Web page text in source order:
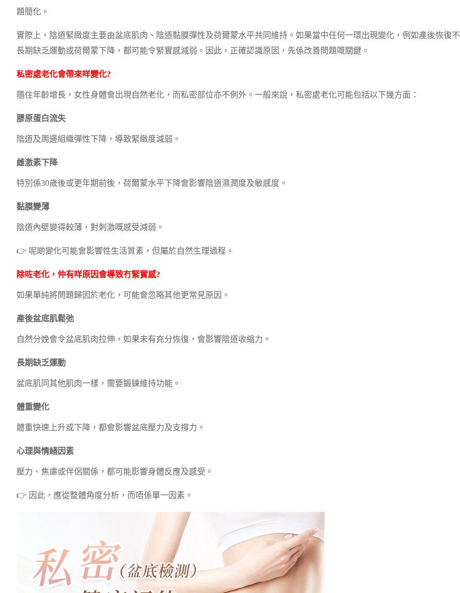
題簡化。
實際上，陰道緊緻度主要由盆底肌肉、陰道黏膜彈性及荷爾蒙水平共同維持。如果當中任何一環出現變化，例如產後恢復
長期缺乏運動或荷爾蒙下降，都可能令緊實感減弱。因此，正確認識原因，先係改善問題嘅關鍵。
私密處老化會帶來咩變化?
隨住年齡增長，女性身體會出現自然老化，而私密部位亦不例外。一般來說，私密處老化可能包括以下幾方面：
膠原蛋白流失
陰道及周邊組織彈性下降，導致緊緻度減弱。
雌激素下降
特別係30歲後或更年期前後，荷爾蒙水平下降會影響陰道濕潤度及敏感度。
黏膜變薄
陰道內壁變得較薄，對刺激嘅感受減弱。
👉 呢啲變化可能會影響性生活質素，但屬於自然生理過程。
除咗老化，仲有咩原因會導致冇緊實感?
如果單純將問題歸因於老化，可能會忽略其他更常見原因。
產後盆底肌鬆弛
自然分娩會令盆底肌肉拉伸，如果未有充分恢復，會影響陰道收縮力。
長期缺乏運動
盆底肌同其他肌肉一樣，需要鍛鍊維持功能。
體重變化
體重快速上升或下降，都會影響盆底壓力及支撐力。
心理與情緒因素
壓力、焦慮或伴侶關係，都可能影響身體反應及感受。
👉 因此，應從整體角度分析，而唔係單一因素。